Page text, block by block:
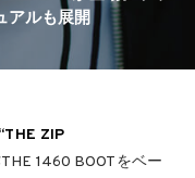
アルも展開
“THE ZIP
1460 BOOTをベー